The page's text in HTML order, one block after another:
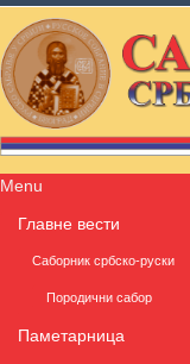
Menu
Главне вести
Саборник србско-руски
Породични сабор
Паметарница